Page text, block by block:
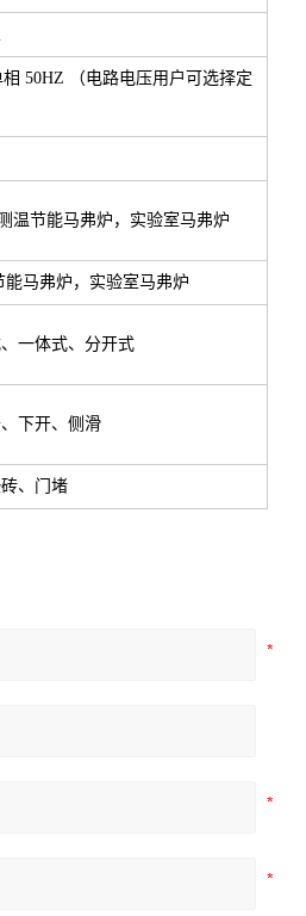
相 50HZ （电路电压用户可选择定
温节能马弗炉，实验室马弗炉
能马弗炉，实验室马弗炉
一体式、分开式
下开、侧滑
、门堵